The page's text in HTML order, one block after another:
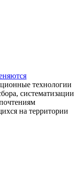
технологии
систематизации
на территории